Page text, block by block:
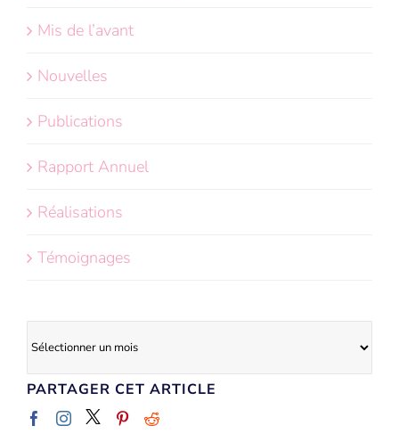
PARTAGER CET ARTICLE
Mis de l’avant
Nouvelles
Publications
Rapport Annuel
Réalisations
Témoignages